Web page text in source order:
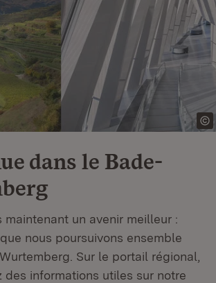
dans le Bade-
maintenant un avenir meilleur :
nous poursuivons ensemble
Sur le portail régional,
des informations utiles sur notre